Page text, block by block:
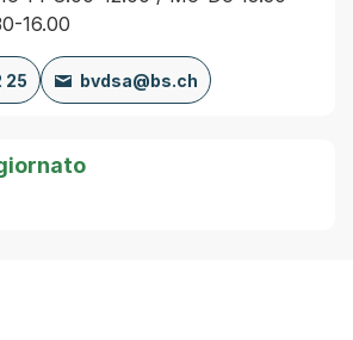
16.00
25 bvdsa@bs.ch